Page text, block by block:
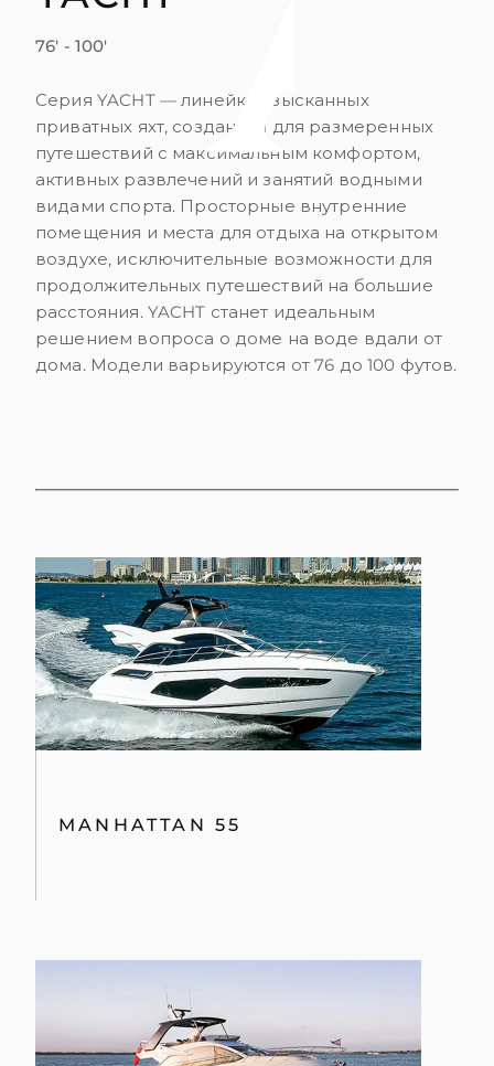
76' - 100'
Серия YACHT — линейка изысканных
приватных яхт, созданная для размеренных
путешествий с максимальным комфортом,
активных развлечений и занятий водными
видами спорта. Просторные внутренние
помещения и места для отдыха на открытом
воздухе, исключительные возможности для
продолжительных путешествий на большие
расстояния. YACHT станет идеальным
решением вопроса о доме на воде вдали от
дома. Модели варьируются от 76 до 100 футов.
MANHATTAN 55